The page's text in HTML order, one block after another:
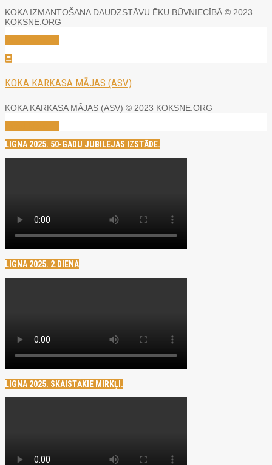
KOKA IZMANTOŠANA DAUDZSTĀVU ĒKU BŪVNIECĪBĀ © 2023
KOKSNE.ORG
KOKA KARKASA MĀJAS (ASV)
KOKA KARKASA MĀJAS (ASV) © 2023 KOKSNE.ORG
LIGNA 2025. 50-GADU JUBILEJAS IZSTĀDE.
LIGNA 2025. 2.DIENA
LIGNA 2025. SKAISTĀKIE MIRKĻI.